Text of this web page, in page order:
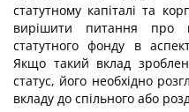
статутному капіталі та
вирішити питання про
статутного фонду в
Якщо такий вклад
статус, його необхідно
вкладу до спільного або